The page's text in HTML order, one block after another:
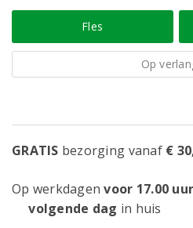
Fles
Op
GRATIS bezorging vanaf €
Op werkdagenvoor 17.00 uur
volgende dag in huis